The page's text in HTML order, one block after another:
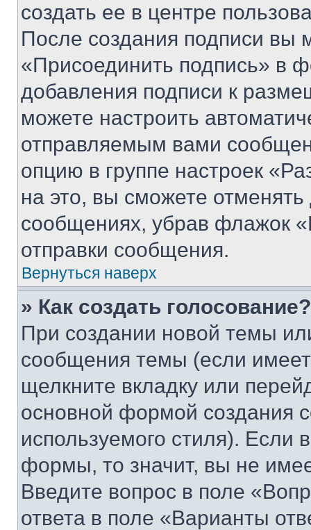
создать ее в центре
После создания подписи вы
«Присоединить подпись» в
добавления подписи к
можете настроить
отправляемым вами
опцию в группе настроек
на это, вы сможете
сообщениях, убрав флажок
отправки сообщения.
Вернуться наверх
» Как создать голосование?
При создании новой темы
сообщения темы (если
щелкните вкладку или
основной формой создания
используемого стиля). Если
формы, то значит, вы не
Введите вопрос в поле
ответа в поле «Варианты